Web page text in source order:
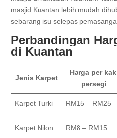
masjid Kuantan lebih mudah
sebarang isu selepas
Perbandingan
di Kuantan
Jenis Karpet
Harga per kaki
persegi
Karpet Turki RM15 – RM25
Karpet Nilon RM8 – RM15